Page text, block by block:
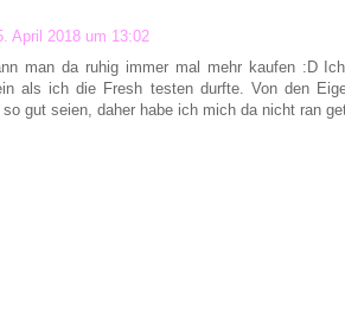
April 2018 um 13:02
man da ruhig immer mal mehr kaufen :D
als ich die Fresh testen durfte. Von den
gut seien, daher habe ich mich da nicht ran